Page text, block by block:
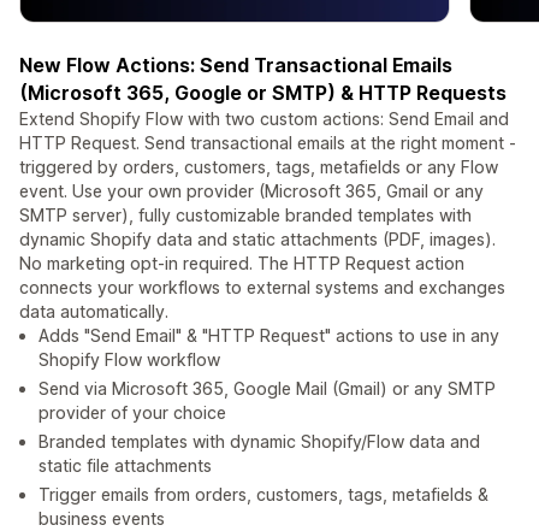
New Flow Actions: Send Transactional Emails
(Microsoft 365, Google or SMTP) & HTTP Requests
Extend Shopify Flow with two custom actions: Send Email and
HTTP Request. Send transactional emails at the right moment -
triggered by orders, customers, tags, metafields or any Flow
event. Use your own provider (Microsoft 365, Gmail or any
SMTP server), fully customizable branded templates with
dynamic Shopify data and static attachments (PDF, images).
No marketing opt-in required. The HTTP Request action
connects your workflows to external systems and exchanges
data automatically.
Adds "Send Email" & "HTTP Request" actions to use in any
Shopify Flow workflow
Send via Microsoft 365, Google Mail (Gmail) or any SMTP
provider of your choice
Branded templates with dynamic Shopify/Flow data and
static file attachments
Trigger emails from orders, customers, tags, metafields &
business events